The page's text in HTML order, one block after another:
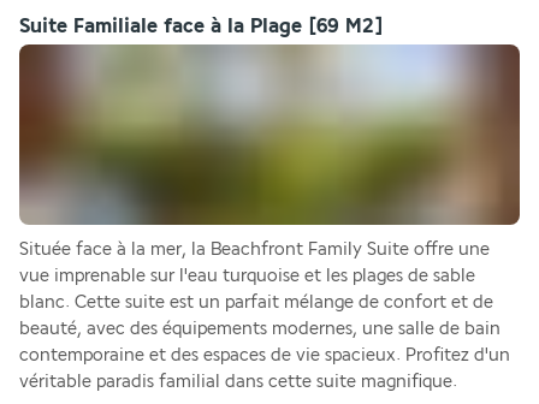
Suite Familiale face à la Plage [69 M2]
Située face à la mer, la Beachfront Family Suite offre une
vue imprenable sur l'eau turquoise et les plages de sable
blanc. Cette suite est un parfait mélange de confort et de
beauté, avec des équipements modernes, une salle de bain
contemporaine et des espaces de vie spacieux. Profitez d'un
véritable paradis familial dans cette suite magnifique.